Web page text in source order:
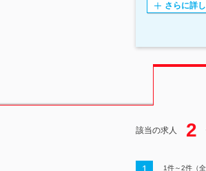
さらに詳
該当の求人 2
1件～2件（全